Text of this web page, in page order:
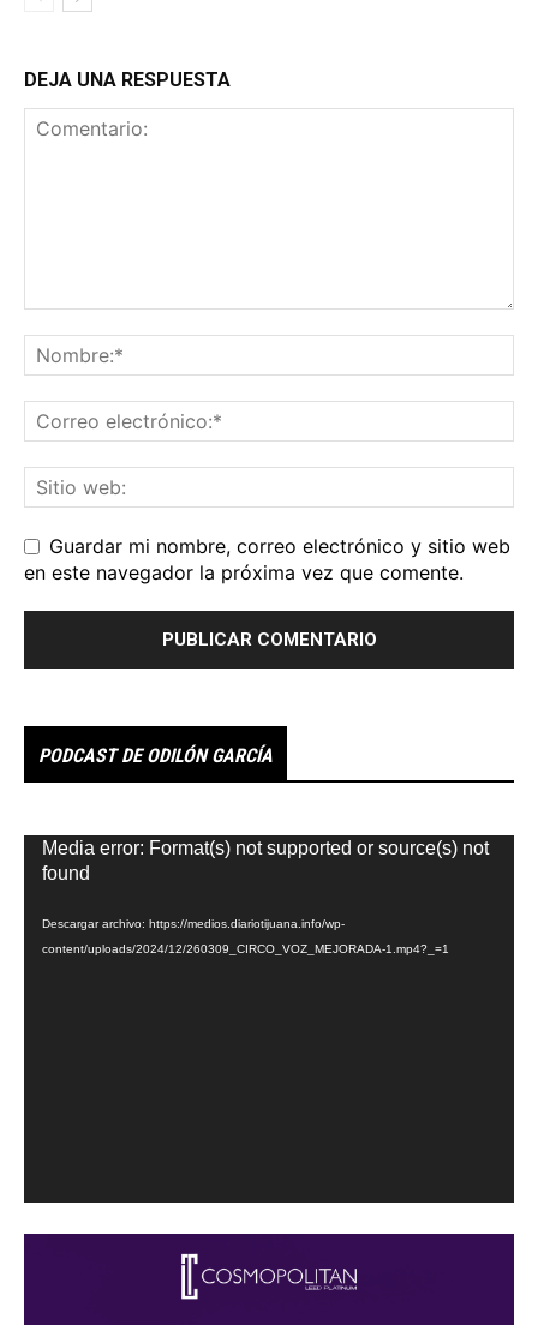
DEJA UNA RESPUESTA
Guardar mi nombre, correo electrónico y sitio web
en este navegador la próxima vez que comente.
PODCAST DE ODILÓN GARCÍA
Reproductor
de
Media error: Format(s) not supported or source(s) not
found
Descargar archivo: https://medios.diariotijuana.info/wp-
content/uploads/2024/12/260309_CIRCO_VOZ_MEJORADA-1.mp4?_=1